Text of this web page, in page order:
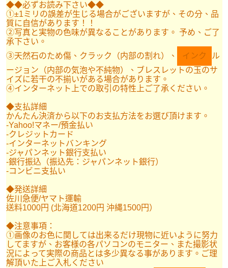
◆◆必ずお読み下さい◆◆
①±1ミリの誤差が生じる場合がございますが、その分、品
質に自信があります！！
②写真と実物の色味が異なることがあります。 予め、ご了
承下さい。
③天然石のため傷、クラック（内部の割れ）、
インク
ル
ージョン（内部の気泡や不純物）、ブレスレットの玉のサ
イズに若干の不揃いがある場合があります。
④インターネット上での取引の特性上ご了承ください。
◆支払詳細
かんたん決済から以下のお支払方法をお選び頂けます。
-Yahoo!マネー/預金払い
-クレジットカード
-インターネットバンキング
-ジャパンネット銀行支払い
-銀行振込（振込先：ジャパンネット銀行）
-コンビニ支払い
◆発送詳細
佐川急便/ヤマト運輸
送料1000円 (北海道1200円 沖縄1500円）
◆注意事項：
①画像のお色に関しては出来るだけ現物に近いように努力
してますが、お客様の各パソコンのモニター、また撮影状
況によって実際の商品とは多少異なる事があります。ご理
解頂いた上ご入札ください